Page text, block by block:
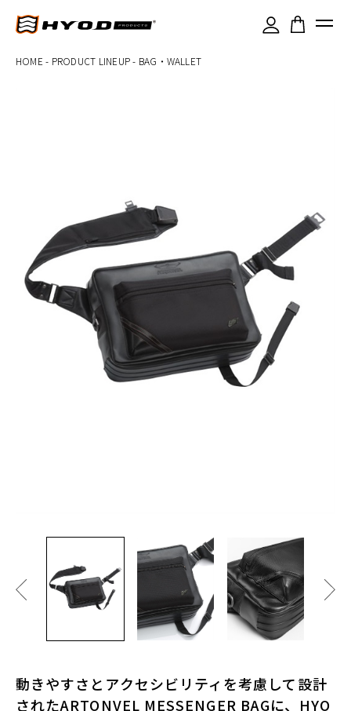
HOME - PRODUCT LINEUP- BAG・WALLET
動きやすさとアクセシビリティを考慮して設計
されたARTONVEL MESSENGER BAGに、HYO
×